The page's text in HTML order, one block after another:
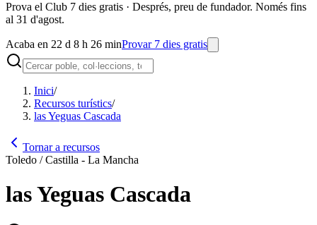
Prova el Club 7 dies gratis · Després, preu de fundador. Només fins
al 31 d'agost.
Acaba en 22 d 8 h 26 minProvar 7 dies gratis
Inici/
Recursos turístics/
las Yeguas Cascada
Tornar a recursos
Toledo / Castilla - La Mancha
las Yeguas Cascada